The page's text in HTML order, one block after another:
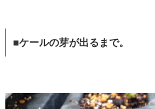
■ケールの芽が出るまで。